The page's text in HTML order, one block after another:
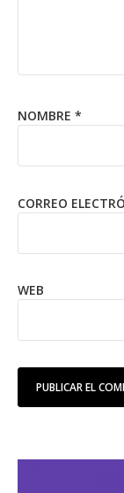
NOMBRE *
CORREO
WEB